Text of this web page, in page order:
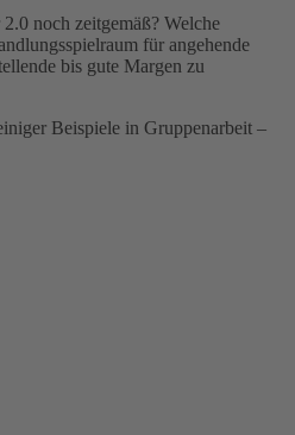
noch zeitgemäß? Welche
für angehende
bis gute Margen zu
Beispiele in Gruppenarbeit –